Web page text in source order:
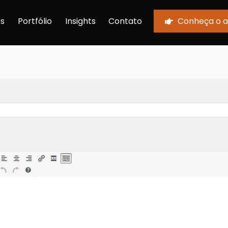
Portfólio Insights Contato Conheça o
To